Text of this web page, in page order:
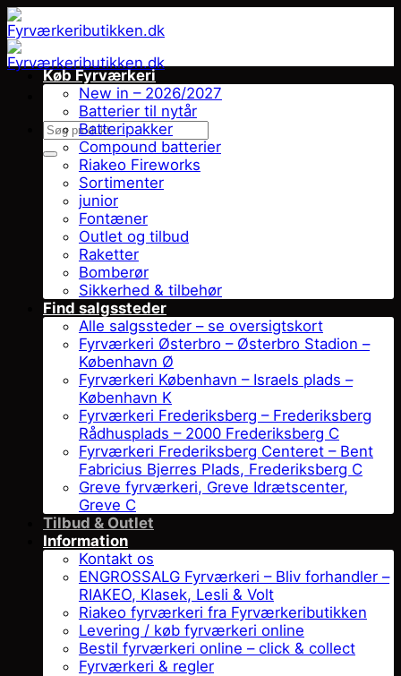
Fortsæt
til
indhold
Søg
efter:
Køb Fyrværkeri
New in – 2026/2027
Batterier til nytår
Batteripakker
Compound batterier
Riakeo Fireworks
Sortimenter
junior
Fontæner
Outlet og tilbud
Raketter
Bomberør
Sikkerhed & tilbehør
Find salgssteder
Alle salgssteder – se oversigtskort
Fyrværkeri Østerbro – Østerbro Stadion –
København Ø
Fyrværkeri København – Israels plads –
København K
Fyrværkeri Frederiksberg – Frederiksberg
Rådhusplads – 2000 Frederiksberg C
Fyrværkeri Frederiksberg Centeret – Bent
Fabricius Bjerres Plads, Frederiksberg C
Greve fyrværkeri, Greve Idrætscenter,
Greve C
Tilbud & Outlet
Information
Kontakt os
ENGROSSALG Fyrværkeri – Bliv forhandler –
RIAKEO, Klasek, Lesli & Volt
Riakeo fyrværkeri fra Fyrværkeributikken
Levering / køb fyrværkeri online
Bestil fyrværkeri online – click & collect
Fyrværkeri & regler